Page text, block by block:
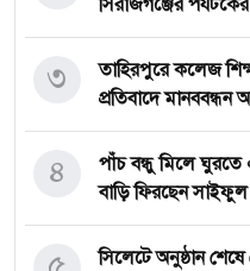
সিরাজগঞ্জের
তাহিরপুরে কলেজ
প্রতিবাদে মানববন্ধন
৩
পাঁচ বন্ধু মিলে ঘুরতে
বাড়ি ফিরছেন সাইফুল
৪
সিলেটে অনুষ্ঠান